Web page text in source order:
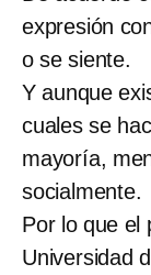
expresión
o se siente.
Y aunque
cuales se
mayoría,
socialmente.
Por lo que el
Universidad